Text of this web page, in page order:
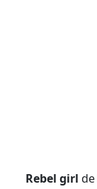
Rebel girl de